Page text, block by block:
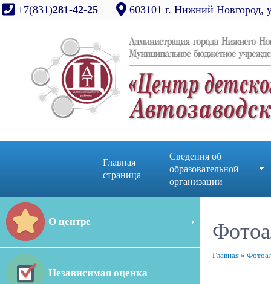
+7(831)281-42-25 603101 г. Нижний Новгород,
Главная
страница
Сведения об
образовательной
организации
О центре
Независимая оценка
Главная »